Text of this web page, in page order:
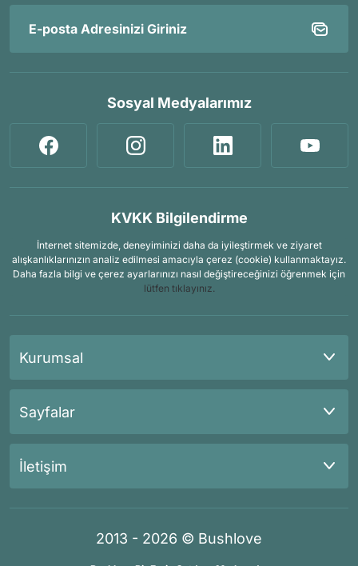
Sosyal Medyalarımız
KVKK Bilgilendirme
İnternet sitemizde, deneyiminizi daha da iyileştirmek ve ziyaret
alışkanlıklarınızın analiz edilmesi amacıyla çerez (cookie) kullanmaktayız.
Daha fazla bilgi ve çerez ayarlarınızı nasıl değiştireceğinizi öğrenmek için
lütfen tıklayınız.
Kurumsal
Sayfalar
İletişim
2013 - 2026 © Bushlove